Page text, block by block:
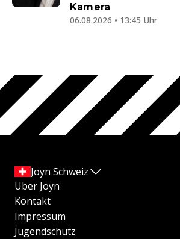
Kamera
06.08.2026 • 13:45 Uhr
Joyn Schweiz
Über Joyn
Kontakt
Impressum
Jugendschutz